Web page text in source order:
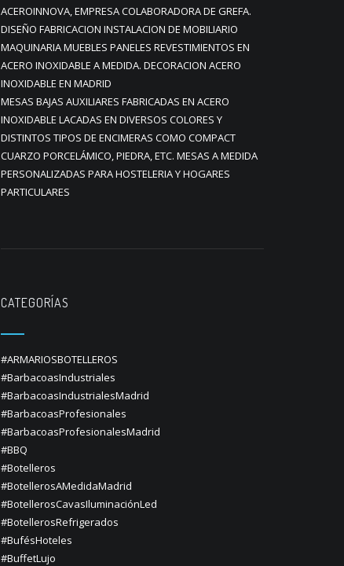
ACEROINNOVA, EMPRESA COLABORADORA DE GREFA.
DISEÑO FABRICACION INSTALACION DE MOBILIARIO
MAQUINARIA MUEBLES PANELES REVESTIMIENTOS EN
ACERO INOXIDABLE A MEDIDA. DECORACION ACERO
INOXIDABLE EN MADRID
MESAS BAJAS AUXILIARES FABRICADAS EN ACERO
INOXIDABLE LACADAS EN DIVERSOS COLORES Y
DISTINTOS TIPOS DE ENCIMERAS COMO COMPACT
CUARZO PORCELÁMICO, PIEDRA, ETC. MESAS A MEDIDA
PERSONALIZADAS PARA HOSTELERIA Y HOGARES
PARTICULARES
CATEGORÍAS
#ARMARIOSBOTELLEROS
#BarbacoasIndustriales
#BarbacoasIndustrialesMadrid
#BarbacoasProfesionales
#BarbacoasProfesionalesMadrid
#BBQ
#Botelleros
#BotellerosAMedidaMadrid
#BotellerosCavasIluminaciónLed
#BotellerosRefrigerados
#BufésHoteles
#BuffetLujo